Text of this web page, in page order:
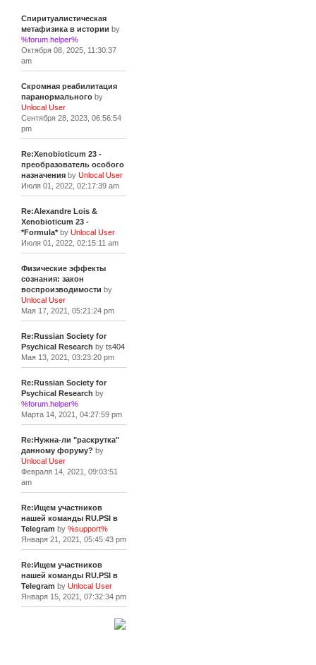
Спиритуалистическая
метафизика в истории by
%forum.helper%
Октября 08, 2025, 11:30:37
am
Скромная реабилитация
паранормальногоby
Unlocal User
Сентября 28, 2023, 06:56:54
pm
Re:Xenobioticum 23 -
преобразователь особого
назначенияby Unlocal User
Июля 01, 2022, 02:17:39 am
Re:Alexandre Lois &
Xenobioticum 23 -
*Formula*by Unlocal User
Июля 01, 2022, 02:15:11 am
Физические эффекты
сознания: закон
воспроизводимости by
Unlocal User
Мая 17, 2021, 05:21:24 pm
Re:Russian Society for
Psychical Research by ts404
Мая 13, 2021, 03:23:20 pm
Re:Russian Society for
Psychical Research by
%forum.helper%
Марта 14, 2021, 04:27:59 pm
Re:Нужна-ли "раскрутка"
данному форуму? by
Unlocal User
Февраля 14, 2021, 09:03:51
am
Re:Ищем участников
нашей команды RU.PSI в
Telegram by %support%
Января 21, 2021, 05:45:43 pm
Re:Ищем участников
нашей команды RU.PSI в
Telegram by Unlocal User
Января 15, 2021, 07:32:34 pm